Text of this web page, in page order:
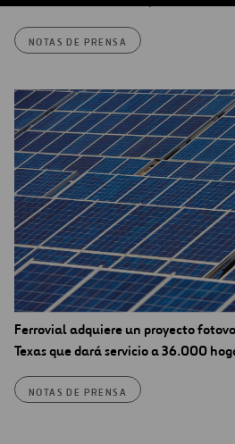
NOTAS DE PRENSA
Ferrovial adquiere un proyecto
Texas que dará servicio a 36.000
NOTAS DE PRENSA